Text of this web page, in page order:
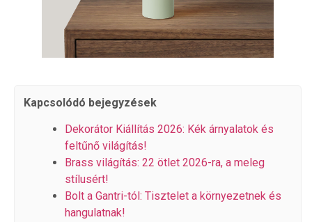
Kapcsolódó bejegyzések
Dekorátor Kiállítás 2026: Kék árnyalatok és
feltűnő világítás!
Brass világítás: 22 ötlet 2026-ra, a meleg
stílusért!
Bolt a Gantri-tól: Tisztelet a környezetnek és
hangulatnak!